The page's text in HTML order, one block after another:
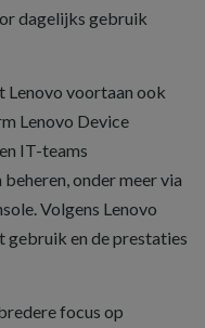
dagelijks gebruik
Lenovo voortaan ook
Lenovo Device
IT-teams
onder meer via
Volgens Lenovo
gebruik en de prestaties
focus op